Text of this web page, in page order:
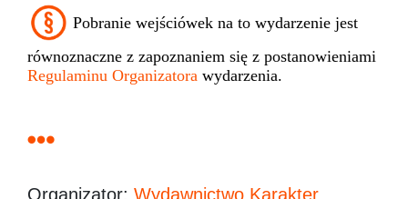
Pobranie wejściówek na to wydarzenie jest
równoznaczne z zapoznaniem się z postanowieniami
Regulaminu Organizatora wydarzenia.
Organizator: Wydawnictwo Karakter